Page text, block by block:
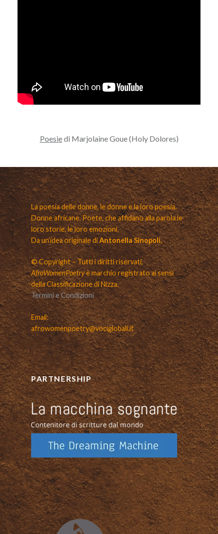
Poesiedi Marjolaine Goue (Holy Dolores)
La poesia delle donne, le donne e la loro poesia.
Donne africane. Poete, che affidano alla parola le
loro storie, le loro emozioni.
Da un’idea originale diAntonella Sinopoli.
© Copyright – Tutti i diritti riservati.
AfroWomenPoetryè marchio registrato ai sensi
della Classificazione di Nizza.
Termini e Condizioni
Email:
afrowomenpoetry@vociglobali.it
PARTNERSHIP